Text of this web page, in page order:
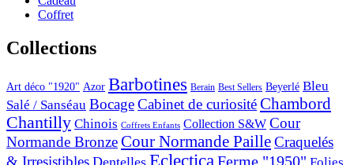
Coffret
Collections
Art déco "1920" Azor Barbotines Berain Best Sellers Beyerlé Bleu
Salé / Sanséau BocageCabinet de curiositéChambord
Chantilly Chinois Coffrets Enfants Collection S&W Cour
Normande BronzeCour Normande PailleCraquelés
& Irresistibles Dentelles Eclectica Ferme "1950" Folies